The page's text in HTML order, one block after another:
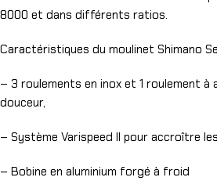
8000 et dans différents ratios.
Caractéristiques du moulinet Shimano
– 3 roulements en inox et 1 roulement à
douceur,
– Système Varispeed II pour accroître
– Bobine en aluminium forgé à froid